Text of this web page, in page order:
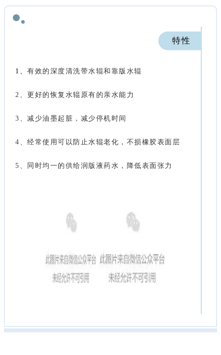
特性
1、 有效的深度清洗带水辊和靠版水辊
2、更好的恢复水辊原有的亲水能力
3、减少油墨起脏，减少停机时间
4、经常使用可以防止水辊老化，不损橡胶表面层
5、同时均一的供给润版液药水，降低表面张力